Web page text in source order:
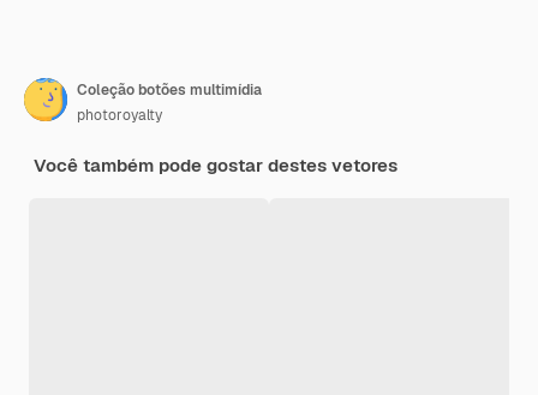
Coleção botões multimídia
photoroyalty
Você também pode gostar destes vetores